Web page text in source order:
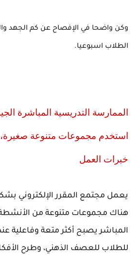
وكن واضحا في الإفصاح عن كم الجهد
الطلاب اسبوعيا.
الممارسة التدريسية المباشرة
استخدم مجموعات متنوعة صغيرة،
خبرات العمل
يعمل مجتمع المقرر الإلكتروني
هناك مجموعات متنوعة من الأنشطة
المباشر يصبح أكثر متعة وفاعلية
للطلاب للعصف الذهني، وطرح